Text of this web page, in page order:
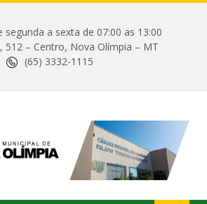
segunda a sexta de 07:00 as 13:00
512 – Centro, Nova Olímpia – MT
(65) 3332-1115